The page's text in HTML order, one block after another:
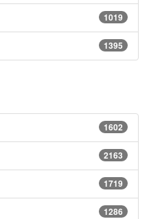
1019
1395
1602
2163
1719
1286